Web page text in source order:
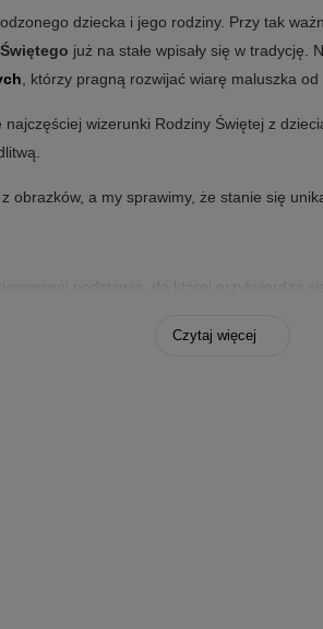
dziecka i jego rodziny. Przy tak
już na stałe wpisały się w
, którzy pragną rozwijać wiarę maluszka od
wizerunki Rodziny Świętej z
a my sprawimy, że stanie się
podstawie, do której przytwierdza
uroczystości Chrztu Św. zarówno dla
i inne wykończenia.
Czytaj więcej